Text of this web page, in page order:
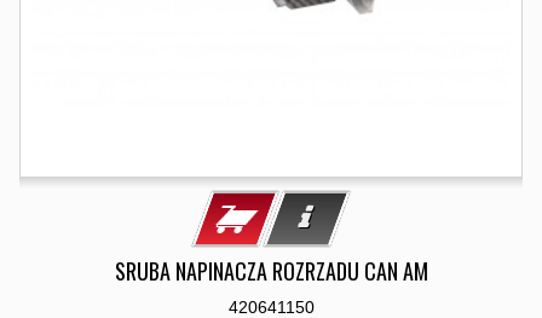
SRUBA NAPINACZA ROZRZADU CAN AM
420641150